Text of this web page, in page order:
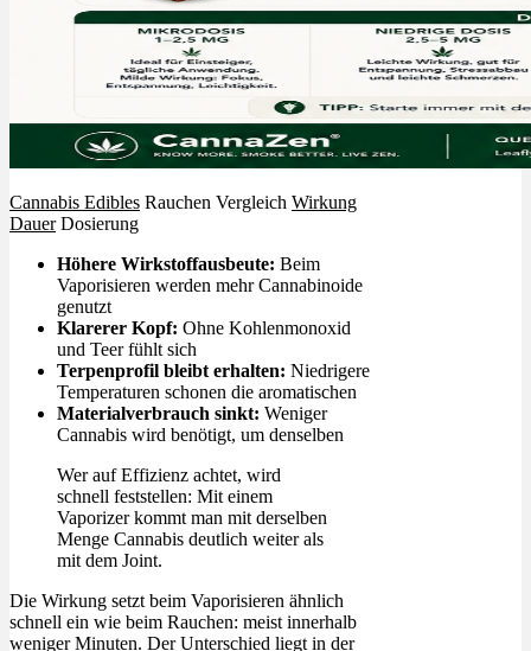
Cannabis Edibles Rauchen Vergleich Wirkung
DauerDosierung
Höhere Wirkstoffausbeute: Beim
Vaporisieren werden mehr Cannabinoide
genutzt
Klarerer Kopf: Ohne Kohlenmonoxid
und Teer fühlt sich
Terpenprofil bleibt erhalten: Niedrigere
Temperaturen schonen die aromatischen
Materialverbrauch sinkt: Weniger
Cannabis wird benötigt, um denselben
Wer auf Effizienz achtet, wird
schnell feststellen: Mit einem
Vaporizer kommt man mit derselben
Menge Cannabis deutlich weiter als
mit dem Joint.
Die Wirkung setzt beim Vaporisieren ähnlich
schnell ein wie beim Rauchen: meist innerhalb
weniger Minuten. Der Unterschied liegt in der